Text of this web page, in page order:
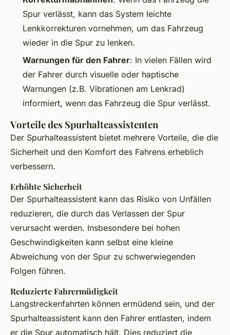
Spur verlässt, kann das System leichte
Lenkkorrekturen vornehmen, um das Fahrzeug
wieder in die Spur zu lenken.
Warnungen für den Fahrer: In vielen Fällen wird
der Fahrer durch visuelle oder haptische
Warnungen (z.B. Vibrationen am Lenkrad)
informiert, wenn das Fahrzeug die Spur verlässt.
Vorteile des Spurhalteassistenten
Der Spurhalteassistent bietet mehrere Vorteile, die die
Sicherheit und den Komfort des Fahrens erheblich
verbessern.
Erhöhte Sicherheit
Der Spurhalteassistent kann das Risiko von Unfällen
reduzieren, die durch das Verlassen der Spur
verursacht werden. Insbesondere bei hohen
Geschwindigkeiten kann selbst eine kleine
Abweichung von der Spur zu schwerwiegenden
Folgen führen.
Reduzierte Fahrermüdigkeit
Langstreckenfahrten können ermüdend sein, und der
Spurhalteassistent kann den Fahrer entlasten, indem
er die Spur automatisch hält. Dies reduziert die